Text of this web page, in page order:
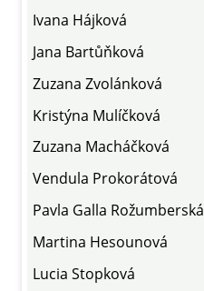
Ivana Hájková
Jana Bartůňková
Zuzana Zvolánková
Kristýna Mulíčková
Zuzana Macháčková
Vendula Prokorátová
Pavla Galla Rožumberská
Martina Hesounová
Lucia Stopková